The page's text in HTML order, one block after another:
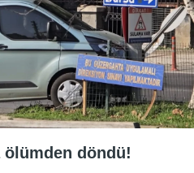
ölümden döndü!